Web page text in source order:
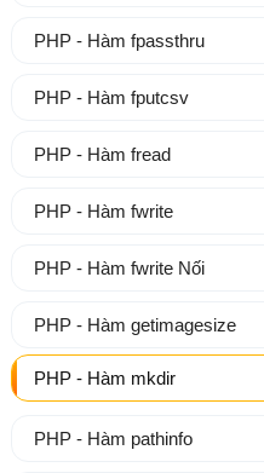
PHP - Hàm fpassthru
PHP - Hàm fputcsv
PHP - Hàm fread
PHP - Hàm fwrite
PHP - Hàm fwrite Nối
PHP - Hàm getimagesize
PHP - Hàm mkdir
PHP - Hàm pathinfo